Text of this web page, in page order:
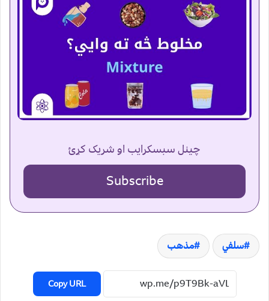
چینل سبسکرایب او شریک کړئ
Subscribe
سلفي مذهب
Copy URL